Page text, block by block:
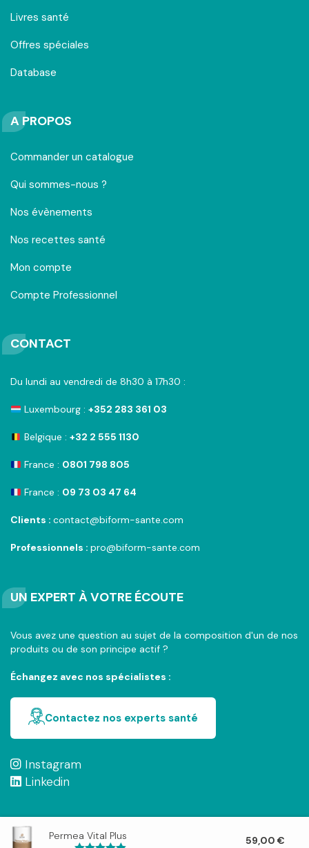
Livres santé
Offres spéciales
Database
A PROPOS
Commander un catalogue
Qui sommes-nous ?
Nos évènements
Nos recettes santé
Mon compte
Compte Professionnel
CONTACT
Du lundi au vendredi de 8h30 à 17h30 :
Luxembourg : +352 283 361 03
Belgique : +32 2 555 1130
France : 0801 798 805
France : 09 73 03 47 64
Clients : contact@biform-sante.com
Professionnels : pro@biform-sante.com
UN EXPERT À VOTRE ÉCOUTE
Vous avez une question au sujet de la composition d'un de nos
produits ou de son principe actif ?
Échangez avec nos spécialistes :
Contactez nos experts santé
Instagram
Linkedin
Déclaration de confidentialité Mentions légales
Permea Vital Plus 59,00 €